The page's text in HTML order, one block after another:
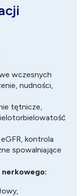
wczesnych
nudności,
tętnicze,
kontrola
spowalniające
nerkowego: